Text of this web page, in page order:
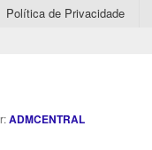
Política de Privacidade
ADMCENTRAL